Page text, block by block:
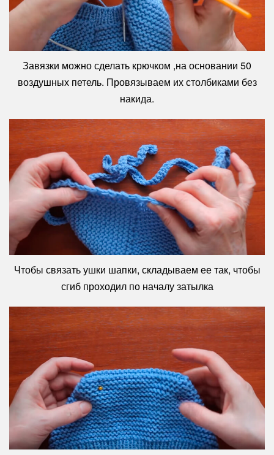
Завязки можно сделать крючком ,на основании 50
воздушных петель. Провязываем их столбиками без
накида.
Чтобы связать ушки шапки, складываем ее так, чтобы
сгиб проходил по началу затылка